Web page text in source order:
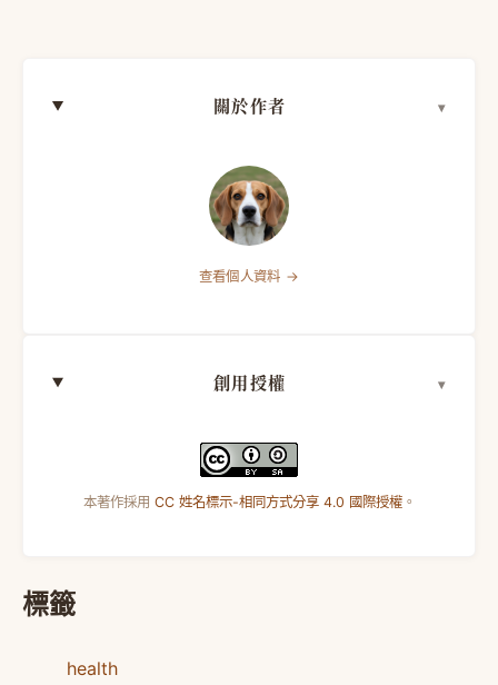
關於作者
查看個人資料 →
創用授權
本著作採用 CC 姓名標示-相同方式分享 4.0 國際授權。
標籤
health